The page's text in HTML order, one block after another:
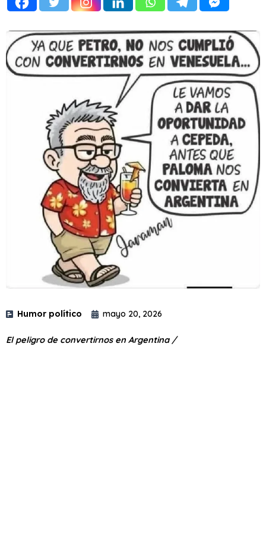
Humor político mayo 20, 2026
El peligro de convertirnos en Argentina /